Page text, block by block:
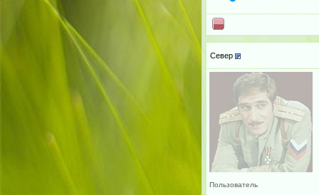
Север
Пользователь